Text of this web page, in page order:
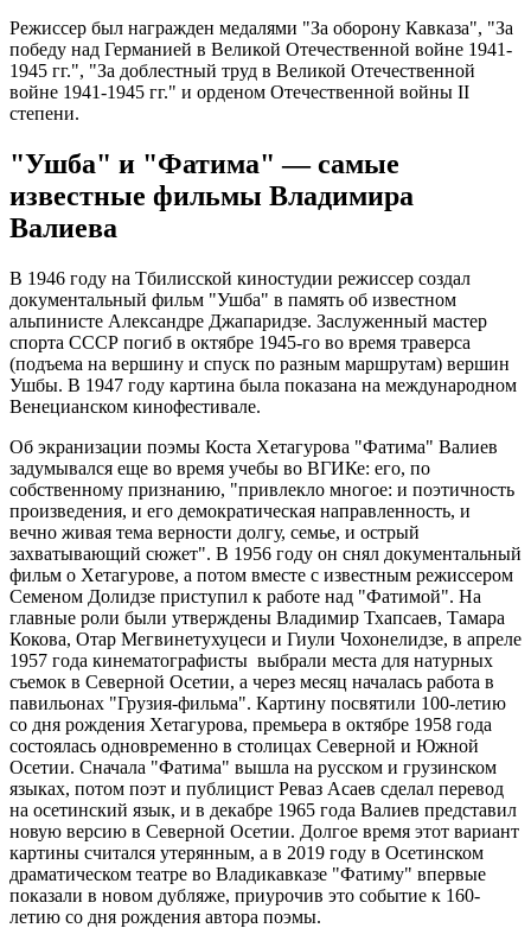
Режиссер был награжден медалями "За оборону Кавказа", "За
победу над Германией в Великой Отечественной войне 1941-
1945 гг.", "За доблестный труд в Великой Отечественной
войне 1941-1945 гг." и орденом Отечественной войны II
степени.
"Ушба" и "Фатима" — самые
известные фильмы Владимира
Валиева
В 1946 году на Тбилисской киностудии режиссер создал
документальный фильм "Ушба" в память об известном
альпинисте Александре Джапаридзе. Заслуженный мастер
спорта СССР погиб в октябре 1945-го во время траверса
(подъема на вершину и спуск по разным маршрутам) вершин
Ушбы. В 1947 году картина была показана на международном
Венецианском кинофестивале.
Об экранизации поэмы Коста Хетагурова "Фатима" Валиев
задумывался еще во время учебы во ВГИКе: его, по
собственному признанию, "привлекло многое: и поэтичность
произведения, и его демократическая направленность, и
вечно живая тема верности долгу, семье, и острый
захватывающий сюжет". В 1956 году он снял документальный
фильм о Хетагурове, а потом вместе с известным режиссером
Семеном Долидзе приступил к работе над "Фатимой". На
главные роли были утверждены Владимир Тхапсаев, Тамара
Кокова, Отар Мегвинетухуцеси и Гиули Чохонелидзе, в апреле
1957 года кинематографисты выбрали места для натурных
съемок в Северной Осетии, а через месяц началась работа в
павильонах "Грузия-фильма". Картину посвятили 100-летию
со дня рождения Хетагурова, премьера в октябре 1958 года
состоялась одновременно в столицах Северной и Южной
Осетии. Сначала "Фатима" вышла на русском и грузинском
языках, потом поэт и публицист Реваз Асаев сделал перевод
на осетинский язык, и в декабре 1965 года Валиев представил
новую версию в Северной Осетии. Долгое время этот вариант
картины считался утерянным, а в 2019 году в Осетинском
драматическом театре во Владикавказе "Фатиму" впервые
показали в новом дубляже, приурочив это событие к 160-
летию со дня рождения автора поэмы.